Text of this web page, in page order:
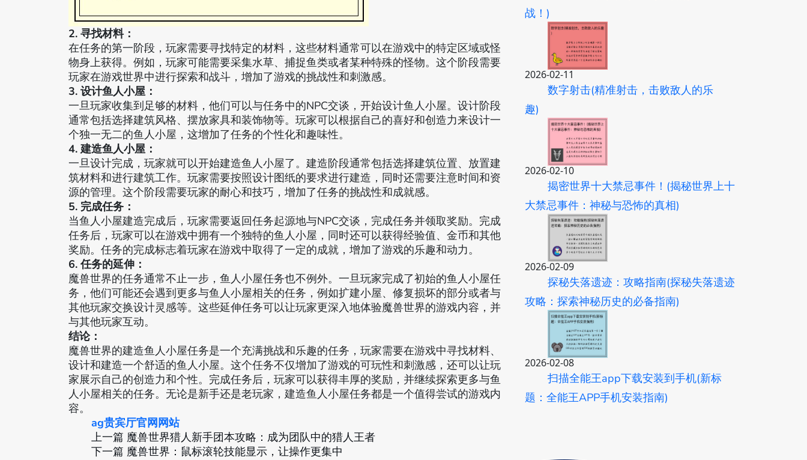
2. 寻找材料：
在任务的第一阶段，玩家需要寻找特定的材料，这些材料通常可以在游戏中的特定区域或怪
物身上获得。例如，玩家可能需要采集水草、捕捉鱼类或者某种特殊的怪物。这个阶段需要
玩家在游戏世界中进行探索和战斗，增加了游戏的挑战性和刺激感。
3. 设计鱼人小屋：
一旦玩家收集到足够的材料，他们可以与任务中的NPC交谈，开始设计鱼人小屋。设计阶段
通常包括选择建筑风格、摆放家具和装饰物等。玩家可以根据自己的喜好和创造力来设计一
个独一无二的鱼人小屋，这增加了任务的个性化和趣味性。
4. 建造鱼人小屋：
一旦设计完成，玩家就可以开始建造鱼人小屋了。建造阶段通常包括选择建筑位置、放置建
筑材料和进行建筑工作。玩家需要按照设计图纸的要求进行建造，同时还需要注意时间和资
源的管理。这个阶段需要玩家的耐心和技巧，增加了任务的挑战性和成就感。
5. 完成任务：
当鱼人小屋建造完成后，玩家需要返回任务起源地与NPC交谈，完成任务并领取奖励。完成
任务后，玩家可以在游戏中拥有一个独特的鱼人小屋，同时还可以获得经验值、金币和其他
奖励。任务的完成标志着玩家在游戏中取得了一定的成就，增加了游戏的乐趣和动力。
6. 任务的延伸：
魔兽世界的任务通常不止一步，鱼人小屋任务也不例外。一旦玩家完成了初始的鱼人小屋任
务，他们可能还会遇到更多与鱼人小屋相关的任务，例如扩建小屋、修复损坏的部分或者与
其他玩家交换设计灵感等。这些延伸任务可以让玩家更深入地体验魔兽世界的游戏内容，并
与其他玩家互动。
结论：
魔兽世界的建造鱼人小屋任务是一个充满挑战和乐趣的任务，玩家需要在游戏中寻找材料、
设计和建造一个舒适的鱼人小屋。这个任务不仅增加了游戏的可玩性和刺激感，还可以让玩
家展示自己的创造力和个性。完成任务后，玩家可以获得丰厚的奖励，并继续探索更多与鱼
人小屋相关的任务。无论是新手还是老玩家，建造鱼人小屋任务都是一个值得尝试的游戏内
容。
ag贵宾厅官网网站
上一篇 魔兽世界猎人新手团本攻略：成为团队中的猎人王者
下一篇 魔兽世界：鼠标滚轮技能显示，让操作更集中
战！)
2026-02-11
数字射击(精准射击，击败敌人的乐
趣)
2026-02-10
揭密世界十大禁忌事件！(揭秘世界上十
大禁忌事件：神秘与恐怖的真相)
2026-02-09
探秘失落遗迹：攻略指南(探秘失落遗迹
攻略：探索神秘历史的必备指南)
2026-02-08
扫描全能王app下载安装到手机(新标
题：全能王APP手机安装指南)